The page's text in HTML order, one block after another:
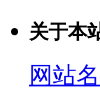
关于本
网站